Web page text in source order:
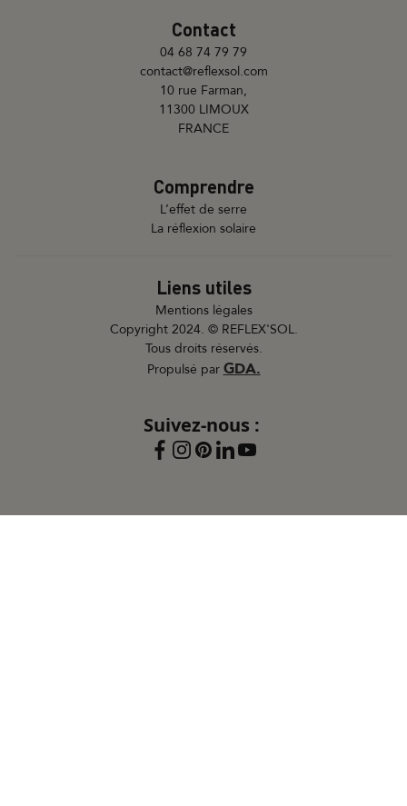
Contact
04 68 74 79 79
contact@reflexsol.com
10 rue Farman,
11300 LIMOUX
FRANCE
Comprendre
L’effet de serre
La réflexion solaire
Liens utiles
Mentions légales
Copyright 2024. © REFLEX'SOL.
Tous droits réservés.
Propulsé par GDA.
Suivez-nous :